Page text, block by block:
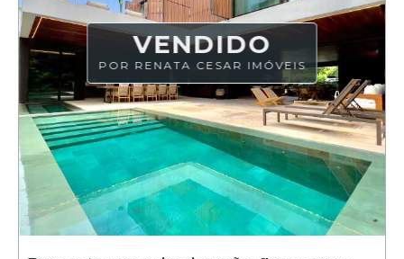
VENDIDO
POR RENATA CESAR IMÓVEIS